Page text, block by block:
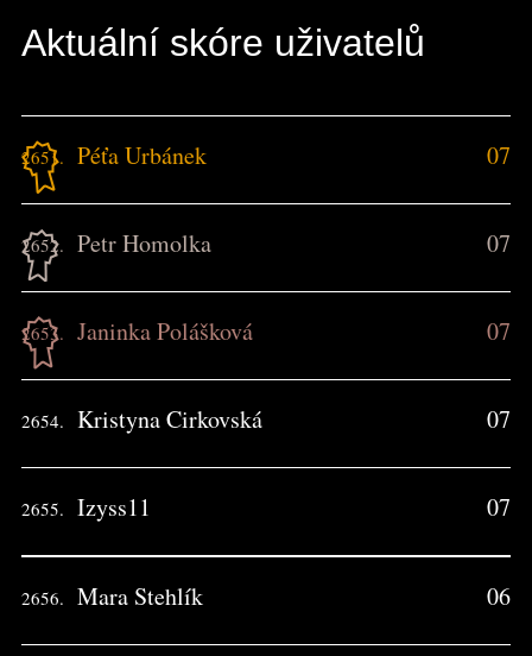
Aktuální skóre uživatelů
2651. Péťa Urbánek 07
2652. Petr Homolka 07
2653. Janinka Polášková 07
2654. Kristyna Cirkovská 07
2655. Izyss11 07
2656. Mara Stehlík 06